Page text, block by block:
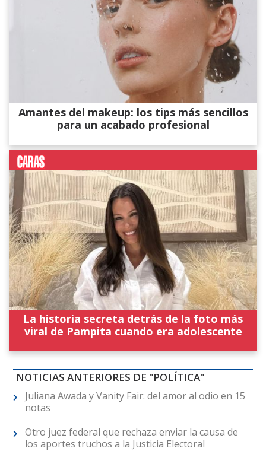
Amantes del makeup: los tips más sencillos
para un acabado profesional
La historia secreta detrás de la foto más
viral de Pampita cuando era adolescente
NOTICIAS ANTERIORES DE "POLÍTICA"
Juliana Awada y Vanity Fair: del amor al odio en 15
notas
Otro juez federal que rechaza enviar la causa de
los aportes truchos a la Justicia Electoral